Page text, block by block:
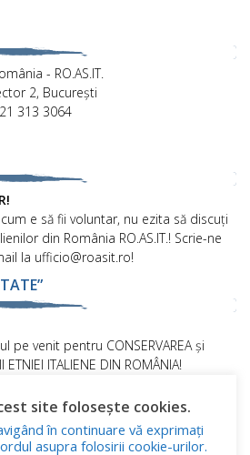
- RO.AS.IT.
2, București
313 3064
e să fii voluntar, nu ezita să discuți
din România RO.AS.IT.! Scrie-ne
la ufficio@roasit.ro!
pe venit pentru CONSERVAREA și
ETNIEI ITALIENE DIN ROMÂNIA!
site folosește cookies.
în continuare vă exprimați
asupra folosirii cookie-urilor.